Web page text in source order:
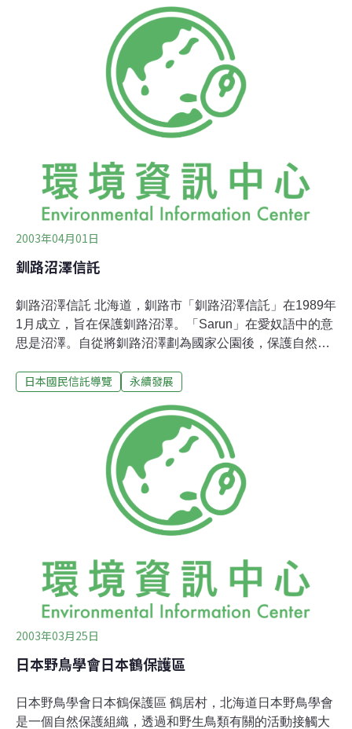
及「日本國民信託協會」的幾位成員，於1994年成立「鬼
無別之友會」（此會於1998更名為「鬼無別溼地信
託」），致力於維這片溼地的生態系與景觀。自犬別河東
邊到乙部河西岸共7公里的區域，是北海道重要的產業與
自然遺跡。鬼無別溼地信託（KWT）將此區域命名為「鬼
無別自然保護區」，並期待大家共同保護這片土地。1996
年，KWT與「日本國民信託協會」為了保育工作，在原牧
「Working Holidays」計劃的中心，這些計劃可以讓參與
的人在執
2003年04月01日
釧路沼澤信託
釧路沼澤信託 北海道，釧路市「釧路沼澤信託」在1989年
1月成立，旨在保護釧路沼澤。「Sarun」在愛奴語中的意
思是沼澤。自從將釧路沼澤劃為國家公園後，保護自然的
卻不足以保護四周的沼澤和山丘，這些地區長期受到人類
的國民信託計劃，來保護、保存四周的沼澤地山丘，意即
從生態保育的觀點來保護完整的的釧路沼澤。「釧路沼澤
信託」現有70公頃的自然保護區，然而，這只是長期計劃
的開始。本會把重點放在裸露土地的植林計劃，和調查自
然環境資料的活動，以供國民信託計劃之需。釧路沼澤國
家公園中的一般區域，和附近非國家公園所屬的地區進行
著許多開發，這使得對沼澤環境的威脅仍然在升高。本會
澤地水源的森林。此外，就像許多其它的國民信託組織
(NGOs)一樣，我們遭遇到許多的問
日本國民信託導覽 永續發展
2003年03月25日
日本野鳥學會日本鶴保護區
日本野鳥學會日本鶴保護區 鶴居村，北海道日本野鳥學會
是一個自然保護組織，透過和野生鳥類有關的活動接觸大